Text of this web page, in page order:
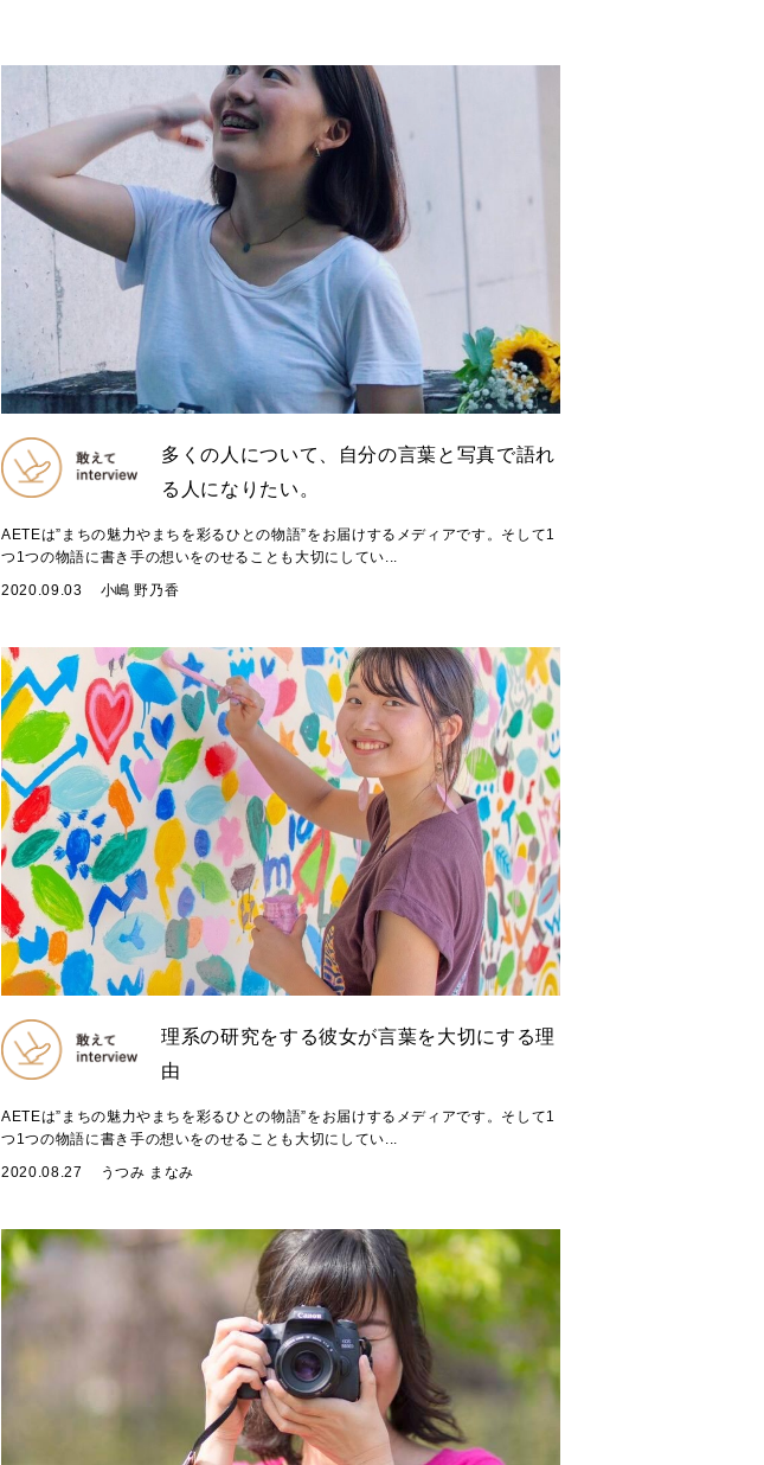
多くの人について、自分の言葉と写真で語れ
る人になりたい。
AETEは”まちの魅力やまちを彩るひとの物語”をお届けするメディアです。そして1
つ1つの物語に書き手の想いをのせることも大切にしてい...
2020.09.03
小嶋 野乃香
理系の研究をする彼女が言葉を大切にする理
由
AETEは”まちの魅力やまちを彩るひとの物語”をお届けするメディアです。そして1
つ1つの物語に書き手の想いをのせることも大切にしてい...
2020.08.27
うつみ まなみ